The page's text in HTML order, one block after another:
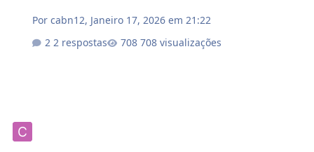
Porcabn12, Janeiro 17, 2026 em 21:22
2 respostas
708 visualizações